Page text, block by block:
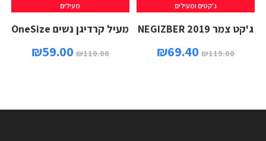
ג'קטים ומעילים
ג'קט צמר NEGIZBER 2019
₪119.00
₪69.40
מעילים
מעיל קרדיגן נשים OneSize
₪110.00
₪59.00